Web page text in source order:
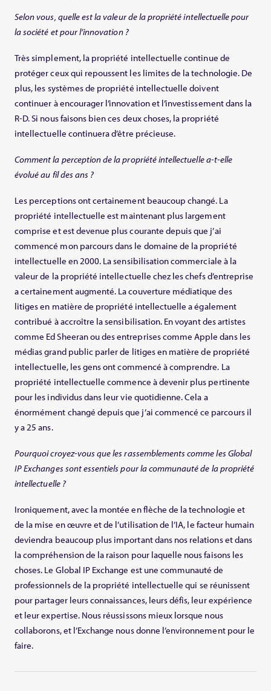
Selon vous, quelle est la valeur de la propriété intellectuelle pour
la société et pour l’innovation ?
Très simplement, la propriété intellectuelle continue de
protéger ceux qui repoussent les limites de la technologie. De
plus, les systèmes de propriété intellectuelle doivent
continuer à encourager l’innovation et l’investissement dans la
R-D. Si nous faisons bien ces deux choses, la propriété
intellectuelle continuera d’être précieuse.
Comment la perception de la propriété intellectuelle a-t-elle
évolué au fil des ans ?
Les perceptions ont certainement beaucoup changé. La
propriété intellectuelle est maintenant plus largement
comprise et est devenue plus courante depuis que j’ai
commencé mon parcours dans le domaine de la propriété
intellectuelle en 2000. La sensibilisation commerciale à la
valeur de la propriété intellectuelle chez les chefs d’entreprise
a certainement augmenté. La couverture médiatique des
litiges en matière de propriété intellectuelle a également
contribué à accroître la sensibilisation. En voyant des artistes
comme Ed Sheeran ou des entreprises comme Apple dans les
médias grand public parler de litiges en matière de propriété
intellectuelle, les gens ont commencé à comprendre. La
propriété intellectuelle commence à devenir plus pertinente
pour les individus dans leur vie quotidienne. Cela a
énormément changé depuis que j’ai commencé ce parcours il
y a 25 ans.
Pourquoi croyez-vous que les rassemblements comme les Global
IP Exchanges sont essentiels pour la communauté de la propriété
intellectuelle ?
Ironiquement, avec la montée en flèche de la technologie et
de la mise en œuvre et de l’utilisation de l’IA, le facteur humain
deviendra beaucoup plus important dans nos relations et dans
la compréhension de la raison pour laquelle nous faisons les
choses. Le Global IP Exchange est une communauté de
professionnels de la propriété intellectuelle qui se réunissent
pour partager leurs connaissances, leurs défis, leur expérience
et leur expertise. Nous réussissons mieux lorsque nous
collaborons, et l’Exchange nous donne l’environnement pour le
faire.